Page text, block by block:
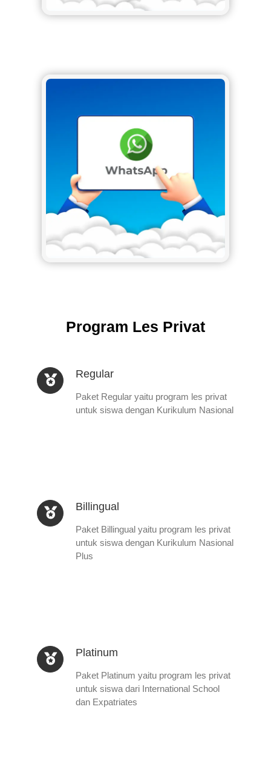
Program Les Privat
Regular
Paket Regular yaitu program les privat
untuk siswa dengan Kurikulum Nasional
Billingual
Paket Billingual yaitu program les privat
untuk siswa dengan Kurikulum Nasional
Plus
Platinum
Paket Platinum yaitu program les privat
untuk siswa dari International School
dan Expatriates